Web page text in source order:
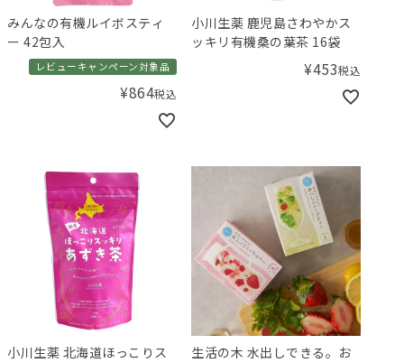
みんなの有機ルイボスティ
ー 42包入
レビューキャンペーン対象品
¥864税込
小川生薬 鹿児島さわやかス
ッキリ有機桑の葉茶 16袋
¥453税込
小川生薬 北海道ほっこりス
生活の木 水出しできる。お